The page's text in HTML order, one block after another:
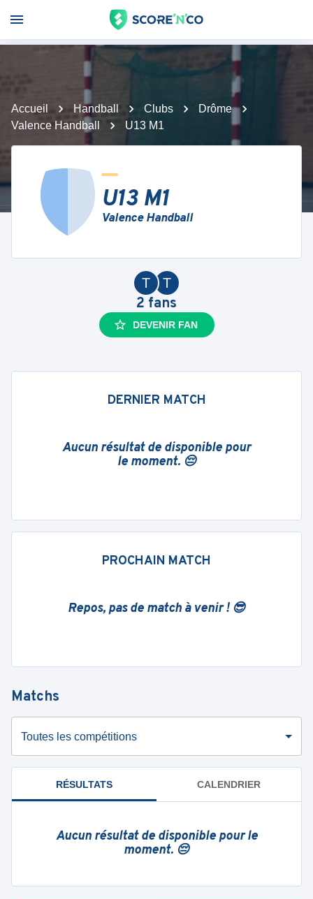
Accueil Handball Clubs
Drôme
Valence Handball
U13 M1
U13 M1
Valence Handball
T
T
2 fans
DEVENIR FAN
DERNIER MATCH
Aucun résultat de disponible pour
le moment. 😔
PROCHAIN MATCH
Repos, pas de match à venir ! 😎
Matchs
Toutes les compétitions
RÉSULTATS CALENDRIER
Aucun résultat de disponible pour le
moment. 😔